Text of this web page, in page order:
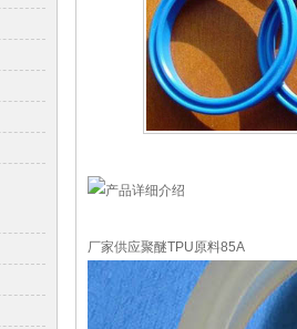
厂家供应聚醚TPU原料85A